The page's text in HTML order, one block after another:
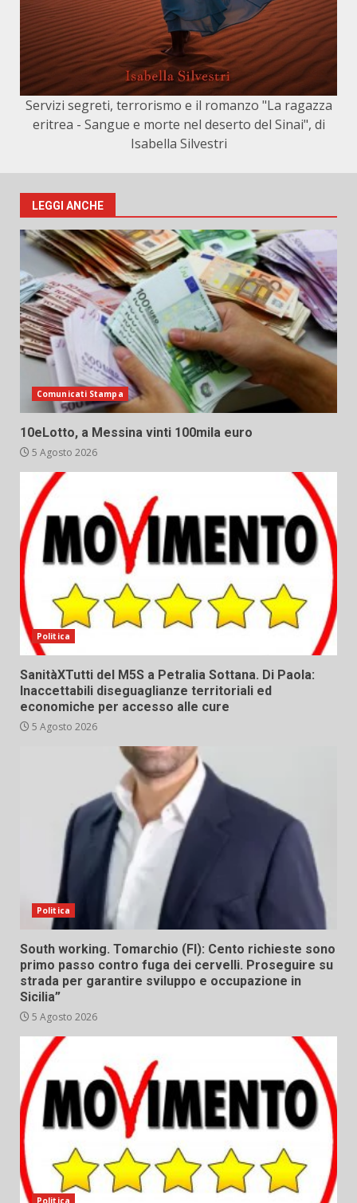
Servizi segreti, terrorismo e il romanzo "La ragazza
eritrea - Sangue e morte nel deserto del Sinai", di
Isabella Silvestri
LEGGI ANCHE
Comunicati Stampa
10eLotto, a Messina vinti 100mila euro
5 Agosto 2026
Politica
SanitàXTutti del M5S a Petralia Sottana. Di Paola:
Inaccettabili diseguaglianze territoriali ed
economiche per accesso alle cure
5 Agosto 2026
Politica
South working. Tomarchio (FI): Cento richieste sono
primo passo contro fuga dei cervelli. Proseguire su
strada per garantire sviluppo e occupazione in
Sicilia”
5 Agosto 2026